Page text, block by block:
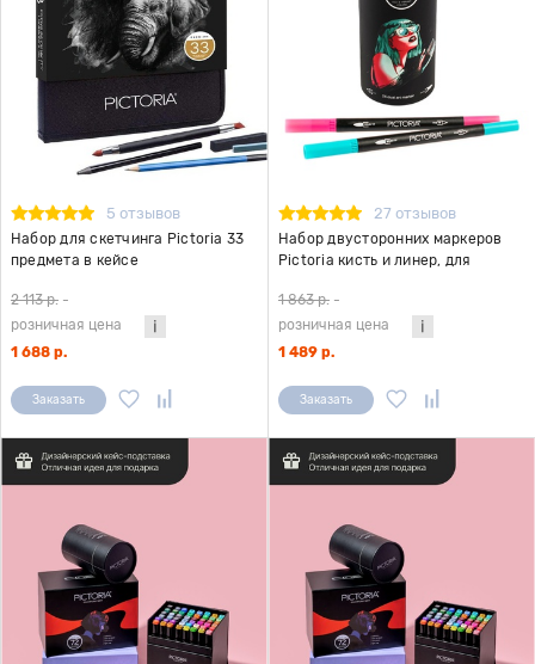
5 отзывов
Набор для скетчинга Pictoria 33
предмета в кейсе
2 113 р. -
розничная цена
1 688 р.
Заказать
27 отзывов
Набор двусторонних маркеров
Pictoria кисть и линер, для
1 863 р. -
розничная цена
1 489 р.
Заказать